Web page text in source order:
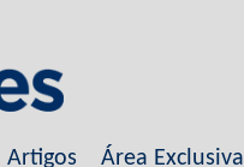
Artigos Área Exclusiva